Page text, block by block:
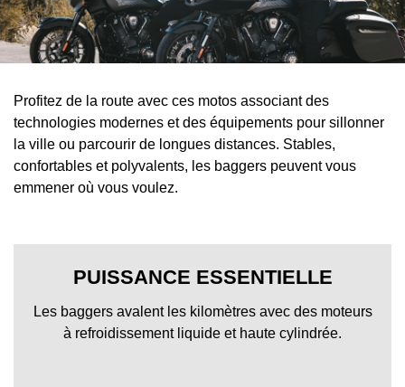
Profitez de la route avec ces motos associant des
technologies modernes et des équipements pour sillonner
la ville ou parcourir de longues distances. Stables,
confortables et polyvalents, les baggers peuvent vous
emmener où vous voulez.
PUISSANCE ESSENTIELLE
Les baggers avalent les kilomètres avec des moteurs
à refroidissement liquide et haute cylindrée.